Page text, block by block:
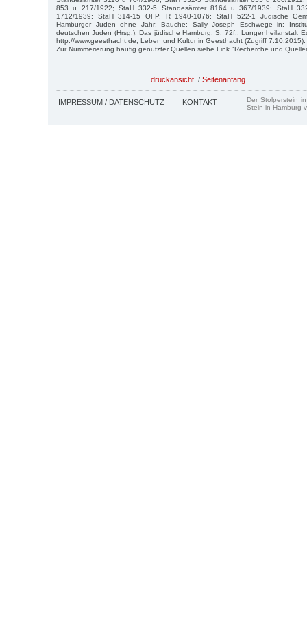
853 u 217/1922; StaH 332-5 Standesämter 8164 u 367/1939; StaH
1712/1939; StaH 314-15 OFP, R 1940-1076; StaH 522-1 Jüdische
Hamburger Juden ohne Jahr; Bauche: Sally Joseph Eschwege in:
deutschen Juden (Hrsg.): Das jüdische Hamburg, S. 72f.; Lungenheilanstalt
http://www.geesthacht.de, Leben und Kultur in Geesthacht (Zugriff 7.10.2015).
Zur Nummerierung häufig genutzter Quellen siehe Link "Recherche und
druckansicht / Seitenanfang
IMPRESSUM / DATENSCHUTZ KONTAKT
Der Stolperstein
Stein in Hamburg